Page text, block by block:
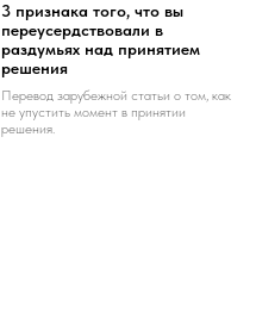
3 признака того, что вы
переусердствовали в
раздумьях над принятием
решения
Перевод зарубежной статьи о том, как
не упустить момент в принятии
решения.